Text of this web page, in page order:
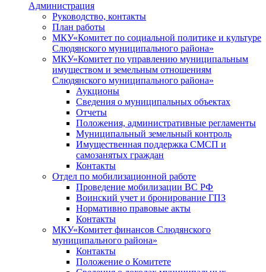
Администрация
Руководство, контакты
План работы
МКУ«Комитет по социальной политике и культуре
Слюдянского муниципального района»
МКУ«Комитет по управлению муниципальным
имуществом и земельным отношениям
Слюдянского муниципального района»
Аукционы
Сведения о муниципальных объектах
Отчеты
Положения, административные регламенты
Муниципальный земельный контроль
Имущественная поддержка СМСП и
самозанятых граждан
Контакты
Отдел по мобилизационной работе
Проведение мобилизации ВС РФ
Воинский учет и бронирование ГПЗ
Нормативно правовые акты
Контакты
МКУ«Комитет финансов Слюдянского
муниципального района»
Контакты
Положение о Комитете